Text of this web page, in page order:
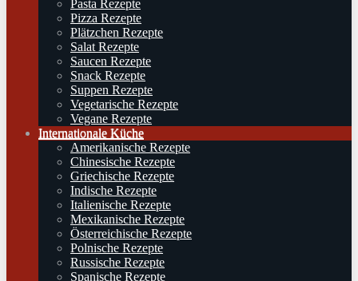
Pasta Rezepte
Pizza Rezepte
Plätzchen Rezepte
Salat Rezepte
Saucen Rezepte
Snack Rezepte
Suppen Rezepte
Vegetarische Rezepte
Vegane Rezepte
Internationale Küche
Amerikanische Rezepte
Chinesische Rezepte
Griechische Rezepte
Indische Rezepte
Italienische Rezepte
Mexikanische Rezepte
Österreichische Rezepte
Polnische Rezepte
Russische Rezepte
Spanische Rezepte